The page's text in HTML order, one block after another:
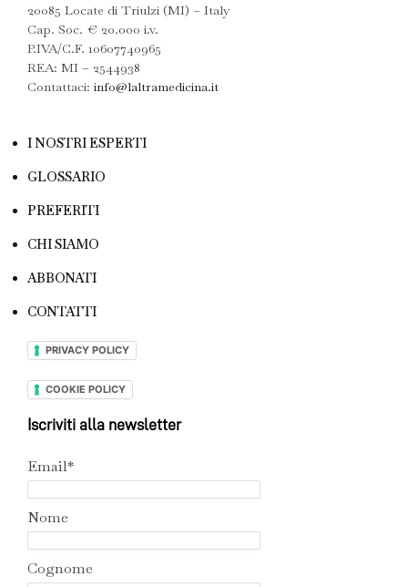
20085 Locate di Triulzi (MI) – Italy
Cap. Soc. € 20.000 i.v.
P.IVA/C.F. 10607740965
REA: MI – 2544938
Contattaci: info@laltramedicina.it
I NOSTRI ESPERTI
GLOSSARIO
PREFERITI
CHI SIAMO
ABBONATI
CONTATTI
PRIVACY POLICY
COOKIE POLICY
Iscriviti alla newsletter
Email*
Nome
Cognome